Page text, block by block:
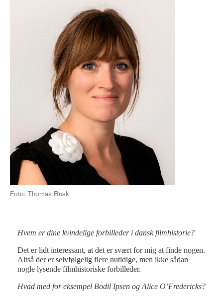
Foto: Thomas Busk
Hvem er dine kvindelige forbilleder i dansk filmhistorie?
Det er lidt interessant, at det er svært for mig at finde nogen.
Altså der er selvfølgelig flere nutidige, men ikke sådan
nogle lysende filmhistoriske forbilleder.
Hvad med for eksempel Bodil Ipsen og Alice O’Fredericks?